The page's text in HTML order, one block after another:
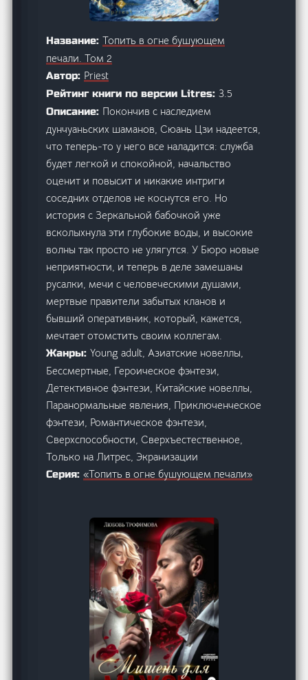
Название:Топить в огне бушующем
печали. Том 2
Автор: Priest
Рейтинг книги по версии Litres:3.5
Описание: Покончив с наследием
дунчуаньских шаманов, Сюань Цзи надеется,
что теперь-то у него все наладится: служба
будет легкой и спокойной, начальство
оценит и повысит и никакие интриги
соседних отделов не коснутся его. Но
история с Зеркальной бабочкой уже
всколыхнула эти глубокие воды, и высокие
волны так просто не улягутся. У Бюро новые
неприятности, и теперь в деле замешаны
русалки, мечи с человеческими душами,
мертвые правители забытых кланов и
бывший оперативник, который, кажется,
мечтает отомстить своим коллегам.
Жанры:Young adult, Азиатские новеллы,
Бессмертные, Героическое фэнтези,
Детективное фэнтези, Китайские новеллы,
Паранормальные явления, Приключенческое
фэнтези, Романтическое фэнтези,
Сверхспособности, Сверхъестественное,
Только на Литрес, Экранизации
Серия:«Топить в огне бушующем печали»